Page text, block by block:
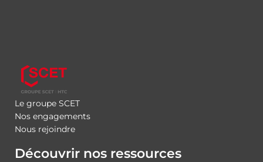
Le groupe SCET
Nos engagements
Nous rejoindre
Découvrir nos ressources